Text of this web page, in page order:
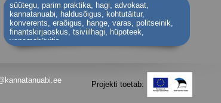
süütegu, parim praktika, hagi, advokaat,
kannatanuabi, haldusõigus, kohtutäitur,
konverents, eraõigus, hange, varas, politseinik,
finantskirjaoskus, tsiviilhagi, hüpoteek,
vanemahüvitis
Projekti toetab: